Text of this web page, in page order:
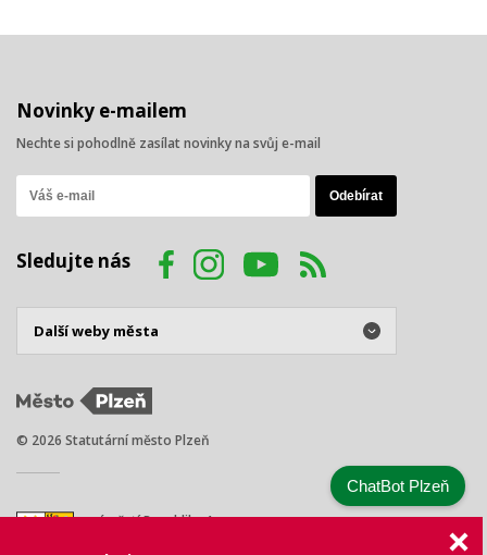
Novinky e-mailem
Nechte si pohodlně zasílat novinky na svůj e-mail
Sledujte nás
© 2026 Statutární město Plzeň
náměstí Republiky 1
ChatBot Plzeň